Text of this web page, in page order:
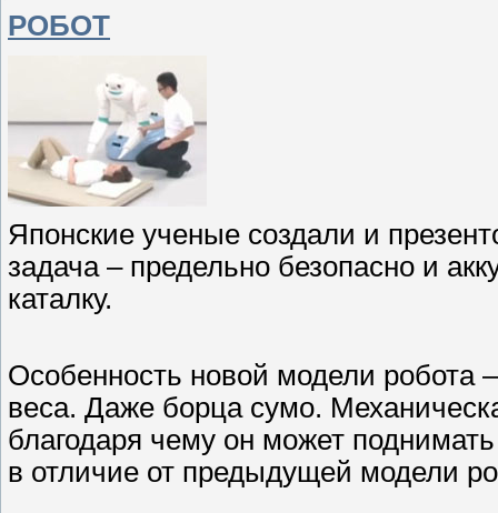
РОБОТ
Японские ученые создали и
задача – предельно безопасно и
каталку.
Особенность новой модели робота
веса. Даже борца сумо.
благодаря чему он может
в отличие от предыдущей модели